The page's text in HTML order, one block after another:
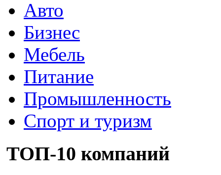
Авто
Бизнес
Мебель
Питание
Промышленность
Спорт и туризм
ТОП-10 компаний